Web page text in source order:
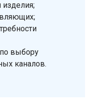
выбору
каналов.